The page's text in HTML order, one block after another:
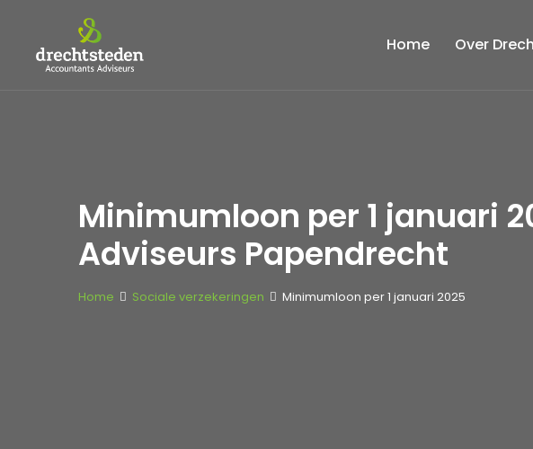
Home Over
Minimumloon per 1 januari
Adviseurs Papendrecht
Home Sociale verzekeringen Minimumloon per 1 januari 2025